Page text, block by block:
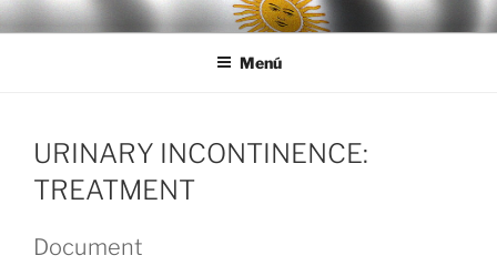
Ir
al
LEGISALUD
Menú
URINARY INCONTINENCE:
TREATMENT
Document